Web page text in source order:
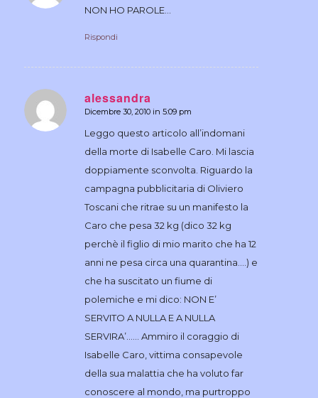
NON HO PAROLE…
Rispondi
alessandra
dice:
Dicembre 30, 2010 in 5:09 pm
Leggo questo articolo all’indomani
della morte di Isabelle Caro. Mi lascia
doppiamente sconvolta. Riguardo la
campagna pubblicitaria di Oliviero
Toscani che ritrae su un manifesto la
Caro che pesa 32 kg (dico 32 kg
perchè il figlio di mio marito che ha 12
anni ne pesa circa una quarantina….) e
che ha suscitato un fiume di
polemiche e mi dico: NON E’
SERVITO A NULLA E A NULLA
SERVIRA’…… Ammiro il coraggio di
Isabelle Caro, vittima consapevole
della sua malattia che ha voluto far
conoscere al mondo, ma purtroppo